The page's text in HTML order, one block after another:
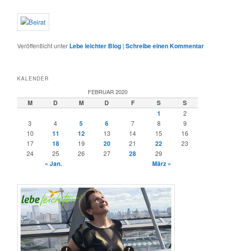
Veröffentlicht unter Lebe leichter Blog |Schreibe einen Kommentar
KALENDER
FEBRUAR 2020
M D M D F S
S
1
2
3
4 5 6 7 8
9
10
11 12 13 14 15
16
17
18 19 20 21 22
23
24
25 26 27 28 29
« Jan. März »